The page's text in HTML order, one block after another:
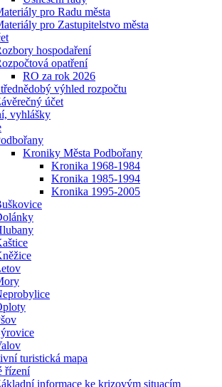
pro Radu města
pro Zastupitelstvo města
hospodaření
opatření
RO za rok 2026
výhled rozpočtu
účet
vyhlášky
Kroniky Města Podbořany
Kronika 1968-1984
Kronika 1985-1994
Kronika 1995-2005
turistická mapa
řízení
informace ke krizovým situacím